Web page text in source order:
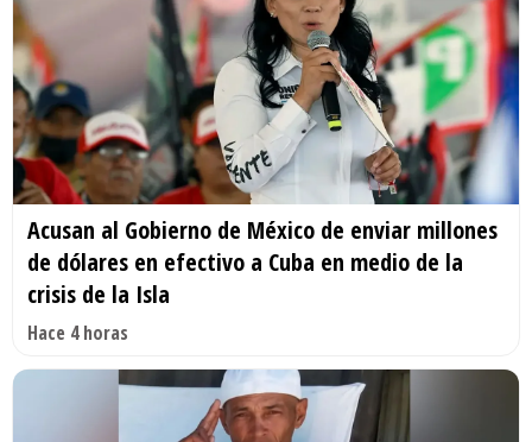
Acusan al Gobierno de México de enviar millones
de dólares en efectivo a Cuba en medio de la
crisis de la Isla
Hace 4 horas